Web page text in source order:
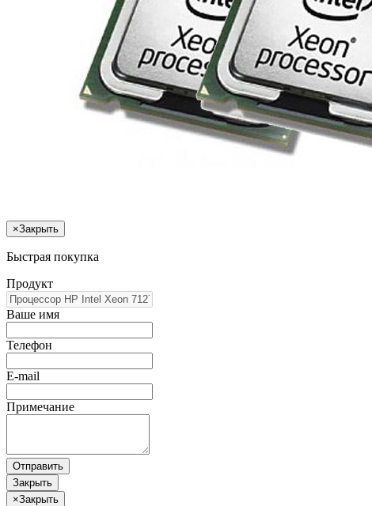
×Закрыть
Быстрая покупка
Продукт
Ваше имя
Телефон
E-mail
Примечание
Отправить
Закрыть
×Закрыть